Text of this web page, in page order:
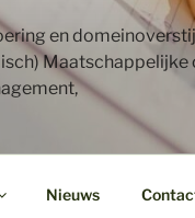
en
Maatschappelijke
Nieuws